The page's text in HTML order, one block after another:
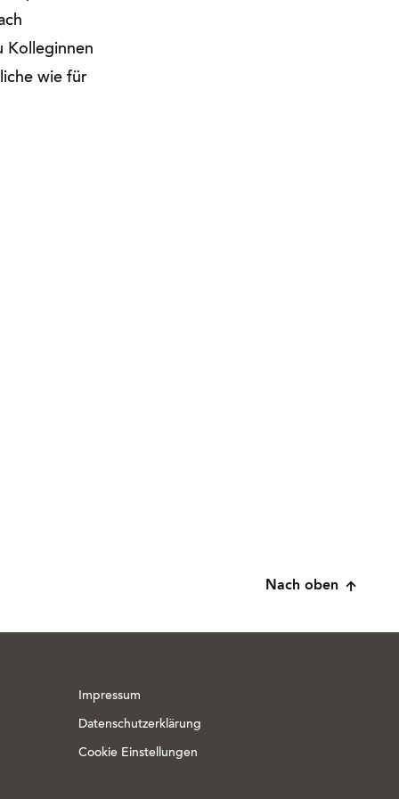
Kolleginnen
wie für
Nach oben
Impressum
Datenschutzerklärung
Cookie Einstellungen